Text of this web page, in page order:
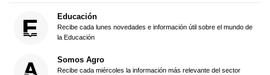
Educación
Recibe cada lunes novedades e información útil sobre el mundo de
la Educación
Somos Agro
Recibe cada miércoles la información más relevante del sector